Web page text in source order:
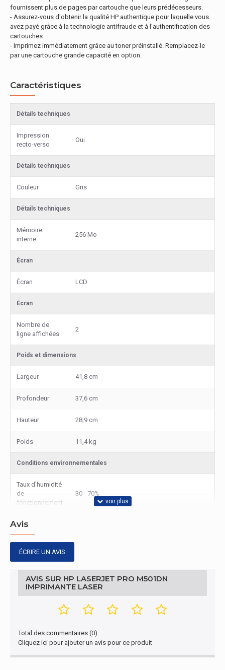
fournissent plus de pages par cartouche que leurs prédécesseurs.
- Assurez-vous d'obtenir la qualité HP authentique pour laquelle vous
avez payé grâce à la technologie antifraude et à l'authentification des
cartouches.
- Imprimez immédiatement grâce au toner préinstallé. Remplacez-le
par une cartouche grande capacité en option.
Caractéristiques
Détails techniques
Impression
recto-verso
Oui
Détails techniques
Couleur Gris
Détails techniques
Mémoire
interne
256 Mo
Écran
Écran LCD
Écran
Nombre de
ligne affichées
2
Poids et dimensions
Largeur 41,8 cm
Profondeur 37,6 cm
Hauteur 28,9 cm
Poids 11,4 kg
Conditions environnementales
Taux d'humidité
de
fonctionnement
30 - 70%
Gestion d'énergie
d'entrée
Fréquence
d'entrée
50/60
standards
Ethernet, USB 2.0
Écran
Avis
ÉCRIRE UN AVIS
AVIS SUR HP LASERJET PRO M501DN
IMPRIMANTE LASER
Total des commentaires (0)
Cliquez ici pour ajouter un avis pour ce produit